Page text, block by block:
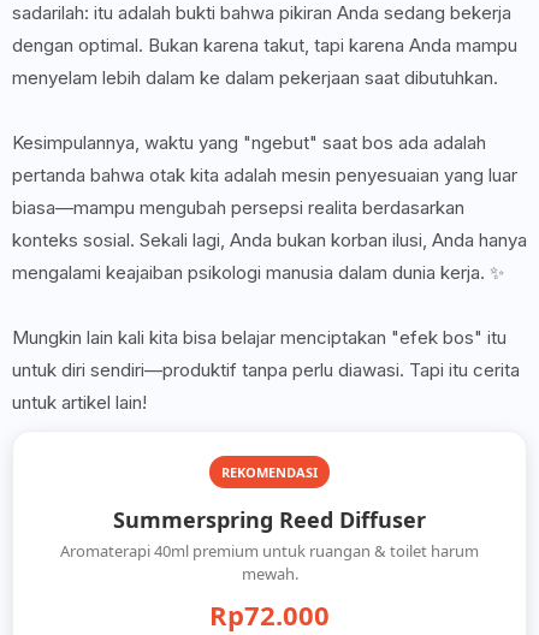
sadarilah: itu adalah bukti bahwa pikiran Anda sedang bekerja
dengan optimal. Bukan karena takut, tapi karena Anda mampu
menyelam lebih dalam ke dalam pekerjaan saat dibutuhkan.
Kesimpulannya, waktu yang "ngebut" saat bos ada adalah
pertanda bahwa otak kita adalah mesin penyesuaian yang luar
biasa—mampu mengubah persepsi realita berdasarkan
konteks sosial. Sekali lagi, Anda bukan korban ilusi, Anda hanya
mengalami keajaiban psikologi manusia dalam dunia kerja. ✨
Mungkin lain kali kita bisa belajar menciptakan "efek bos" itu
untuk diri sendiri—produktif tanpa perlu diawasi. Tapi itu cerita
untuk artikel lain!
REKOMENDASI
Summerspring Reed Diffuser
Aromaterapi 40ml premium untuk ruangan & toilet harum
mewah.
Rp72.000